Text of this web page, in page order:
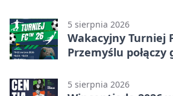
5 sierpnia 2026
Wakacyjny Turniej
Przemyślu połączy
5 sierpnia 2026